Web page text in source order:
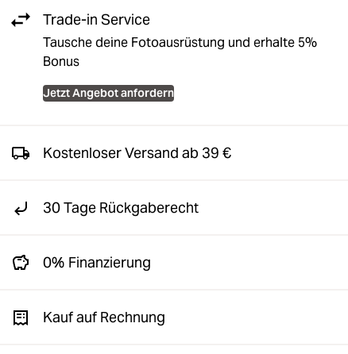
Trade-in Service
Tausche deine Fotoausrüstung und erhalte 5%
Bonus
Jetzt Angebot anfordern
Kostenloser Versand ab 39 €
30 Tage Rückgaberecht
0% Finanzierung
Kauf auf Rechnung